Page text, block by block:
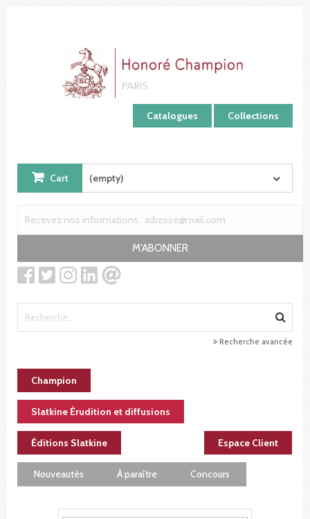
Catalogues Collections
Cart (empty)
M'ABONNER
Recherche avancée
Champion
Slatkine Érudition et diffusions
Éditions Slatkine Espace Client
Nouveautés À paraître Concours